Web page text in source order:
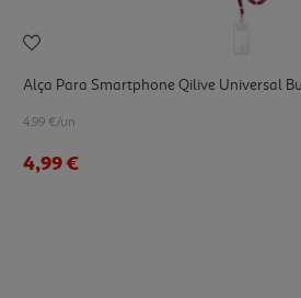
Alça Para Smartphone Qilive Universal
4.99 €/un
4,99 €